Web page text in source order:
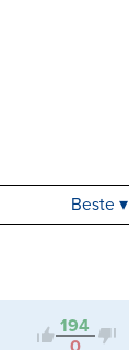
Beste ▾
194